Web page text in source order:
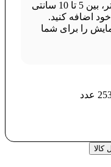
برای اندازه گیری و نصب بهتر، بین 5 تا 10 سانتی
اضافه کنید.
را برای شما
کالا